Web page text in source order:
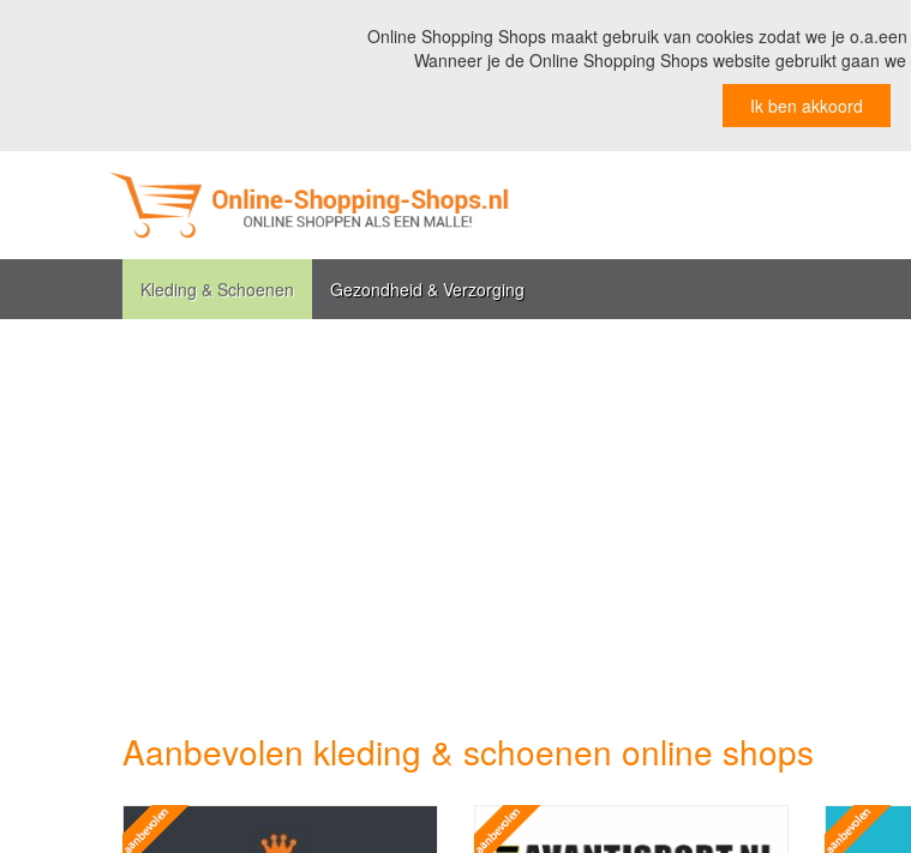
Online Shopping Shops maakt gebruik van cookies zodat we je
Wanneer je de Online Shopping Shops website gebruikt gaan
Ik ben akkoord
Kleding & Schoenen Gezondheid & Verzorging
Aanbevolen kleding & schoenen online shops